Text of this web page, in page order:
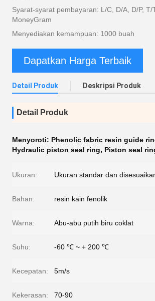
Syarat-syarat pembayaran: L/C, D/A, D/P, T/
MoneyGram
Menyediakan kemampuan: 1000 buah
Dapatkan Harga Terbaik
Detail Produk Deskripsi Produk
Detail Produk
Menyoroti: Phenolic fabric resin guide
Hydraulic piston seal ring, Piston seal
Ukuran: Ukuran standar dan
Bahan: resin kain fenolik
Warna: Abu-abu putih biru coklat
Suhu: -60 ℃ ~ + 200 ℃
Kecepatan: 5m/s
Kekerasan: 70-90